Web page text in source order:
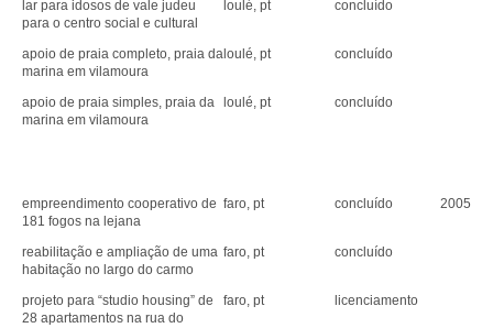
lar para idosos de vale judeu
para o centro social e cultural
loulé, pt concluído
apoio de praia completo, praia da
marina em vilamoura
loulé, pt concluído
apoio de praia simples, praia da
marina em vilamoura
loulé, pt concluído
empreendimento cooperativo de
181 fogos na lejana
faro, pt concluído 2005
reabilitação e ampliação de uma
habitação no largo do carmo
faro, pt concluído
projeto para “studio housing” de
28 apartamentos na rua do
faro, pt licenciamento